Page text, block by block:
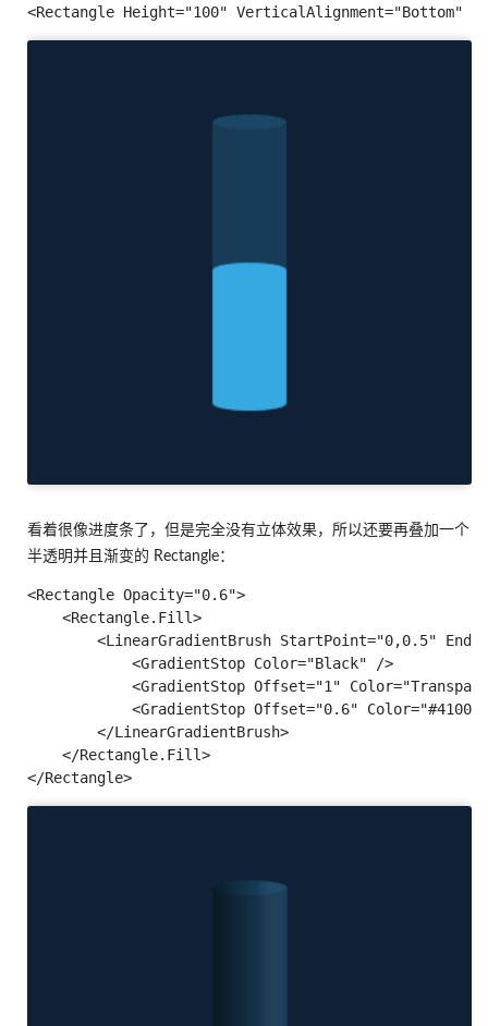
看着很像进度条了，但是完全没有立体效果，所以还要再叠加一个
半透明并且渐变的 Rectangle：
<Rectangle Opacity="0.6">
    <Rectangle.Fill>
<LinearGradientBrush StartPoint="0,0.5"
            <GradientStop Color="Black" />
<GradientStop Offset="1"
<GradientStop Offset="0.6"
        </LinearGradientBrush>
    </Rectangle.Fill>